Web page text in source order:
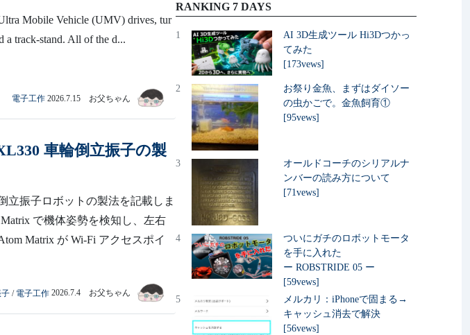
Mobile Vehicle (UMV) drives, tur
a track-stand. All of the d...
電子工作 2026.7.15 お父ちゃん
車輪倒立振子の製
立振子ロボットの製法を記載しま
で機体姿勢を検知し、左右
Matrix が Wi-Fi アクセスポイ
/ 電子工作 2026.7.4 お父ちゃん
RANKING 7 DAYS
1
AI 3D生成ツール Hi3Dつかっ
てみた
[173vews]
2
お祭り金魚、まずはダイソー
の虫かごで。金魚飼育①
[95vews]
3
オールドコーチのシリアルナ
ンバーの読み方について
[71vews]
4
ついにガチのロボットモータ
を手に入れた
ー ROBSTRIDE 05 ー
[59vews]
5
メルカリ：iPhoneで固まる→
キャッシュ消去で解決
[56vews]